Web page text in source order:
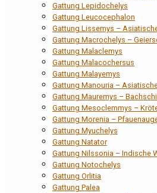
Gattung Lepidochelys
Gattung Leucocephalon
Gattung Lissemys –
Gattung Macrochelys –
Gattung Malaclemys
Gattung Malacochersus
Gattung Malayemys
Gattung Manouria –
Gattung Mauremys –
Gattung Mesoclemmys –
Gattung Morenia –
Gattung Myuchelys
Gattung Natator
Gattung Nilssonia – Indische
Gattung Notochelys
Gattung Orlitia
Gattung Palea